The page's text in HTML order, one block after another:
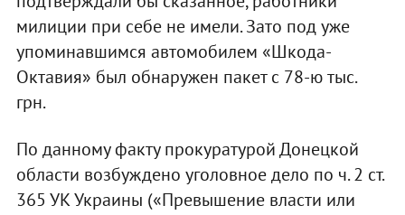
милиции при себе не имели. Зато под уже
упоминавшимся автомобилем «Шкода-
Октавия» был обнаружен пакет с 78-ю тыс.
грн.
По данному факту прокуратурой Донецкой
области возбуждено уголовное дело по ч. 2 ст.
365 УК Украины («Превышение власти или